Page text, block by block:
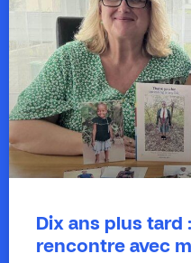
Dix ans plus tard
rencontre avec